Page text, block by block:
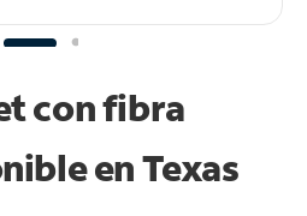
con fibra
en Texas